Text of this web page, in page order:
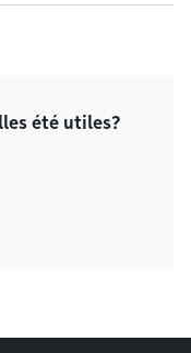
été utiles?